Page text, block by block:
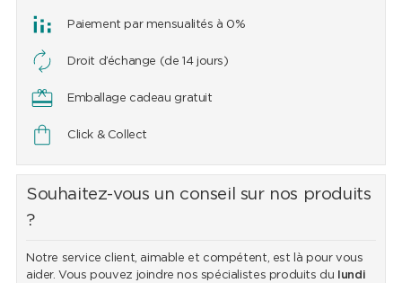
Paiement par mensualités à 0%
Droit d’échange (de 14 jours)
Emballage cadeau gratuit
Click & Collect
Souhaitez-vous un conseil sur nos produits
?
Notre service client, aimable et compétent, est là pour vous
aider. Vous pouvez joindre nos spécialistes produits du
lundi